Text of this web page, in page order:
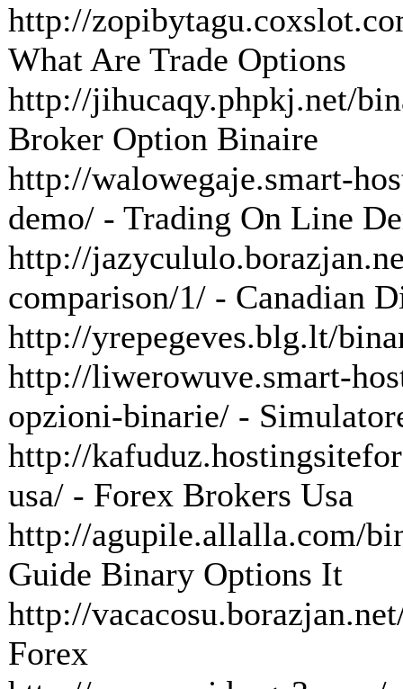
http://
What Are Trade Options
http://jihucaqy.phpkj.net/
Broker Option Binaire
http://walowegaje.smart-
demo/ - Trading On Line
http://
comparison/1/ - Canadian
http://yrepegeves.blg.lt/
http://liwerowuve.smart-
opzioni-binarie/ -
http://
usa/ - Forex Brokers Usa
http://agupile.allalla.com/
Guide Binary Options It
http://
Forex